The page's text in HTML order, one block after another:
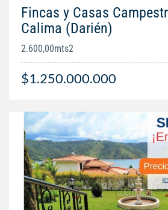
Fincas y Casas
Calima (Darién)
2.600,00mts2
$1.250.000.000